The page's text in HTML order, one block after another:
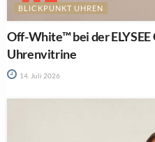
BLICKPUNKT UHREN
Off-White™ bei der
Uhrenvitrine
14. Juli 2026